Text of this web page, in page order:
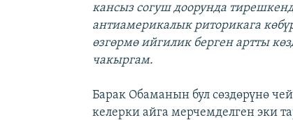
кансыз согуш доорунда
антиамерикалык риторикага
өзгөрмө ийгилик берген артты
чакыргам.
Барак Обаманын бул сөздөрүнө
келерки айга мерчемделген эки